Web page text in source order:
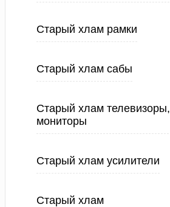
Старый хлам рамки
Старый хлам сабы
Старый хлам телевизоры,
мониторы
Старый хлам усилители
Старый хлам